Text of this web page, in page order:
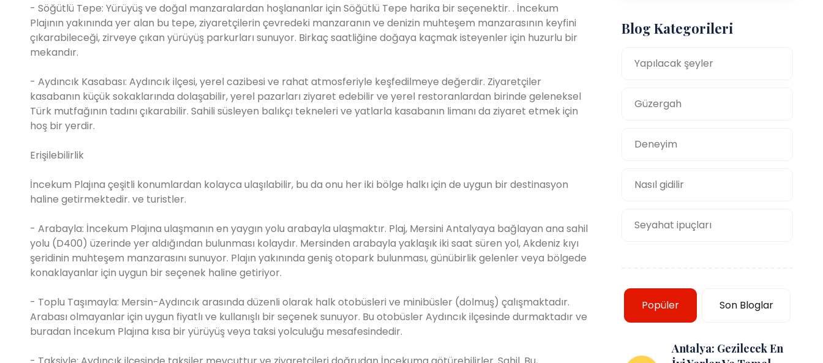
- Söğütlü Tepe: Yürüyüş ve doğal manzaralardan hoşlananlar için Söğütlü Tepe harika bir seçenektir. . İncekum
Plajının yakınında yer alan bu tepe, ziyaretçilerin çevredeki manzaranın ve denizin muhteşem manzarasının keyfini
çıkarabileceği, zirveye çıkan yürüyüş parkurları sunuyor. Birkaç saatliğine doğaya kaçmak isteyenler için huzurlu bir
mekandır.
- Aydıncık Kasabası: Aydıncık ilçesi, yerel cazibesi ve rahat atmosferiyle keşfedilmeye değerdir. Ziyaretçiler
kasabanın küçük sokaklarında dolaşabilir, yerel pazarları ziyaret edebilir ve yerel restoranlardan birinde geleneksel
Türk mutfağının tadını çıkarabilir. Sahili süsleyen balıkçı tekneleri ve yatlarla kasabanın limanı da ziyaret etmek için
hoş bir yerdir.
Erişilebilirlik
İncekum Plajına çeşitli konumlardan kolayca ulaşılabilir, bu da onu her iki bölge halkı için de uygun bir destinasyon
haline getirmektedir. ve turistler.
- Arabayla: İncekum Plajına ulaşmanın en yaygın yolu arabayla ulaşmaktır. Plaj, Mersini Antalyaya bağlayan ana sahil
yolu (D400) üzerinde yer aldığından bulunması kolaydır. Mersinden arabayla yaklaşık iki saat süren yol, Akdeniz kıyı
şeridinin muhteşem manzarasını sunuyor. Plajın yakınında geniş otopark bulunması, günübirlik gelenler veya bölgede
konaklayanlar için uygun bir seçenek haline getiriyor.
- Toplu Taşımayla: Mersin-Aydıncık arasında düzenli olarak halk otobüsleri ve minibüsler (dolmuş) çalışmaktadır.
Arabası olmayanlar için uygun fiyatlı ve kullanışlı bir seçenek sunuyor. Bu otobüsler Aydıncık ilçesinde durmaktadır ve
buradan İncekum Plajına kısa bir yürüyüş veya taksi yolculuğu mesafesindedir.
Blog Kategorileri
Yapılacak şeyler
Güzergah
Deneyim
Nasıl gidilir
Seyahat ipuçları
Popüler Son Bloglar
Antalya: Gezilecek En